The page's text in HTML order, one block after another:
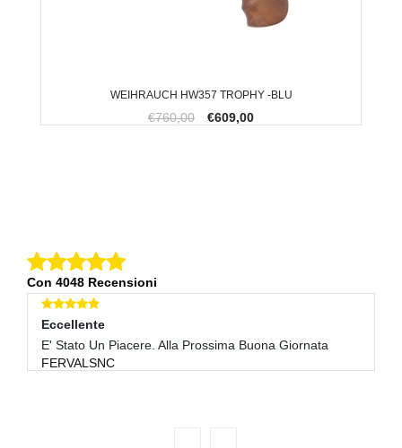
WEIHRAUCH HW357 TROPHY -BLU
€760,00 €609,00
Con 4048 Recensioni
Eccellente
E' Stato Un Piacere. Alla Prossima Buona Giornata
FERVALSNC